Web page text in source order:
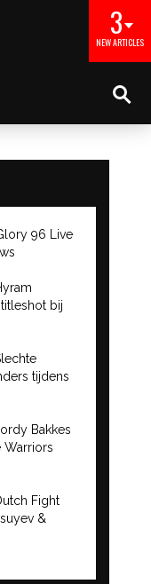
3
NEW ARTICLES
96 Live
bij
tijdens
Bakkes
Warriors
Fight
&